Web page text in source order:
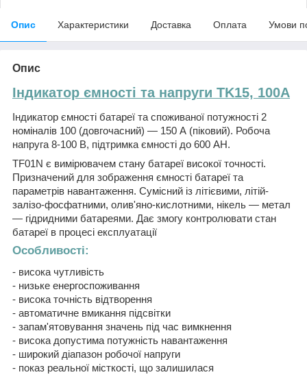
Опис Характеристики Доставка Оплата Умови
Опис
Індикатор ємності та напруги TK15, 100A
Індикатор ємності батареї та споживаної потужності 2
номіналів 100 (довгочасний) — 150 А (піковий). Робоча
напруга 8-100 В, підтримка ємності до 600 АН.
TF01N є вимірювачем стану батареї високої точності.
Призначений для зображення ємності батареї та
параметрів навантаження. Сумісний із літієвими, літій-
залізо-фосфатними, олив'яно-кислотними, нікель — метал
— гідридними батареями. Дає змогу контролювати стан
батареї в процесі експлуатації
Особливості:
- висока чутливість
- низьке енергоспоживання
- висока точність відтворення
- автоматичне вмикання підсвітки
- запам'ятовування значень під час вимкнення
- висока допустима потужність навантаження
- широкий діапазон робочої напруги
- показ реальної місткості, що залишилася